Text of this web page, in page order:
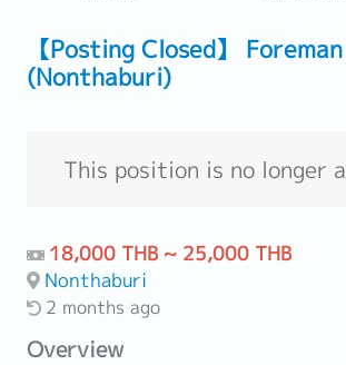
【Posting Closed】 Foreman
(Nonthaburi)
This position is no longer
18,000 THB ~ 25,000 THB
Nonthaburi
2 months ago
Overview